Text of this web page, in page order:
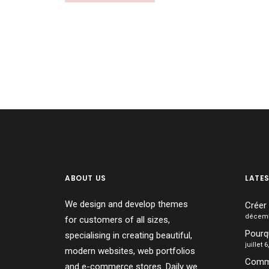
ABOUT US
We design and develop themes
for customers of all sizes,
specialising in creating beautiful,
modern websites, web portfolios
and e-commerce stores. Daily we
juillet